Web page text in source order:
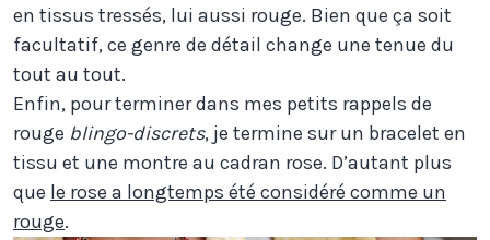
en tissus tressés, lui aussi rouge. Bien que ça soit
facultatif, ce genre de détail change une tenue du
tout au tout.
Enfin, pour terminer dans mes petits rappels de
rouge blingo-discrets, je termine sur un bracelet en
tissu et une montre au cadran rose. D’autant plus
que le rose a longtemps été considéré comme un
rouge.